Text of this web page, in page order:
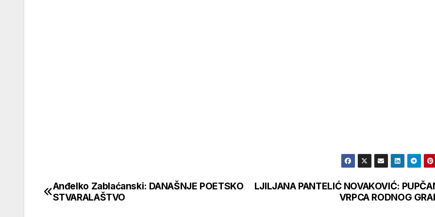
Кретање
LJILJANA PANTELIĆ NOVAKOVIĆ:
VRPCA RODNOG
Anđelko Zablaćanski: DANAŠNJE POETSKO
STVARALAŠTVO